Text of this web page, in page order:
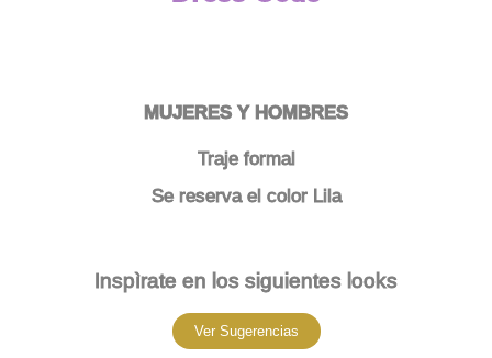
MUJERES Y HOMBRES
Traje formal
Se reserva el color Lila
Inspìrate en los siguientes looks
Ver Sugerencias